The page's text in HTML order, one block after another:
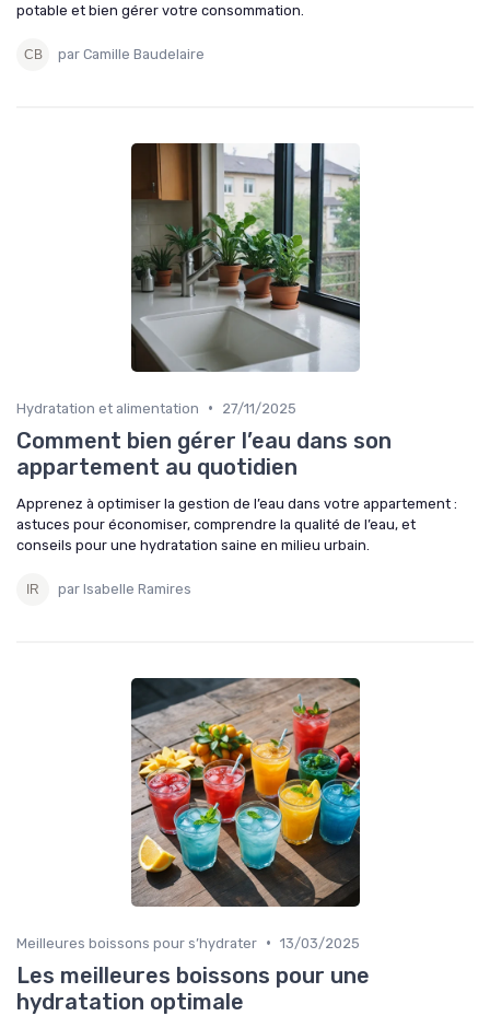
potable et bien gérer votre consommation.
par Camille Baudelaire
Hydratation et alimentation • 27/11/2025
Comment bien gérer l’eau dans son
appartement au quotidien
Apprenez à optimiser la gestion de l’eau dans votre appartement :
astuces pour économiser, comprendre la qualité de l’eau, et
conseils pour une hydratation saine en milieu urbain.
par Isabelle Ramires
Meilleures boissons pour s’hydrater • 13/03/2025
Les meilleures boissons pour une
hydratation optimale